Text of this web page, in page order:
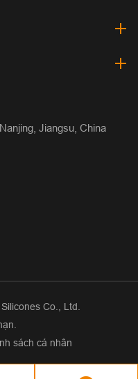
Jiangsu, China
Co., Ltd.
sách cá nhân